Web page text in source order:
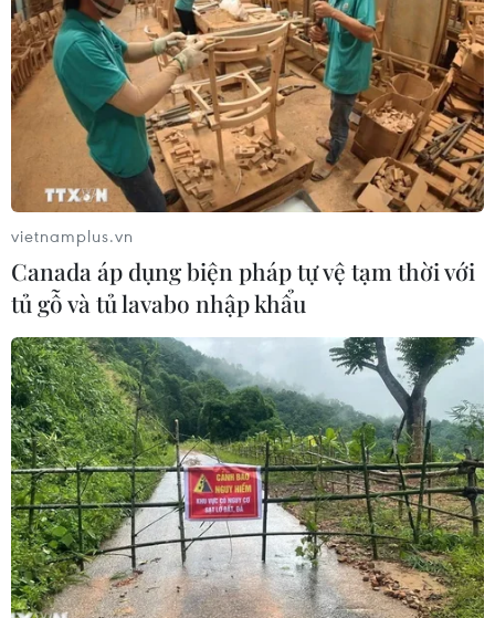
vietnamplus.vn
Canada áp dụng biện pháp tự vệ tạm thời với
tủ gỗ và tủ lavabo nhập khẩu